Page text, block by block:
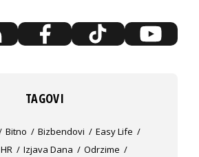
TAGOVI
Bitno Bizbendovi
Easy Life
HR Izjava Dana
Odrzime